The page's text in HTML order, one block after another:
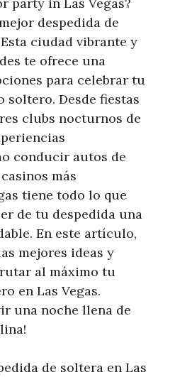
despedida de
ciudad vibrante y
te ofrece una
para celebrar tu
soltero. Desde fiestas
clubs nocturnos de
conducir autos de
más
tiene todo lo que
de tu despedida una
En este artículo,
mejores ideas y
al máximo tu
en Las Vegas.
una noche llena de
de soltera en Las